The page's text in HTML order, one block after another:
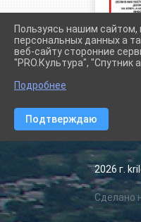
Сетевое издание
2026 г.
Сделано
Пользуясь нашим сайтом,
персональных данных а
веб-сайту сторонние
"PRO.Культура", "Спутник
Подробнее
Подтверждаю